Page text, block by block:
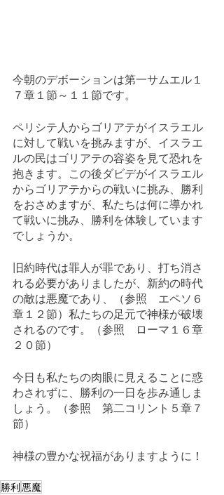
今朝のデボーションは第一サムエル１
７章１節～１１節です。
ペリシテ人からゴリアテがイスラエル
に対して戦いを挑みますが、イスラエ
ルの民はゴリアテの容姿を見て恐れを
抱きます。この後ダビデがイスラエル
からゴリアテからの戦いに挑み、勝利
をおさめますが、私たちは何に導かれ
て戦いに挑み、勝利を体験しています
でしょうか。
旧約時代は罪人が罪であり、打ち消さ
れる必要がありましたが、新約の時代
の敵は悪魔であり、（参照　エペソ６
章１２節）私たちの足元で神様が破壊
されるのです。（参照　ローマ１６章
２０節）
今日も私たちの肉眼に見えることに惑
わされずに、勝利の一日を歩み通しま
しょう。（参照　第二コリント５章７
節）
神様の豊かな祝福がありますように！
勝利悪魔